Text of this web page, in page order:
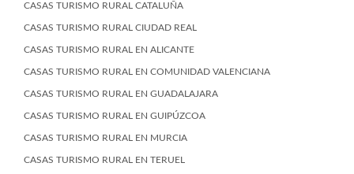
CASAS TURISMO RURAL CATALUÑA
CASAS TURISMO RURAL CIUDAD REAL
CASAS TURISMO RURAL EN ALICANTE
CASAS TURISMO RURAL EN COMUNIDAD VALENCIANA
CASAS TURISMO RURAL EN GUADALAJARA
CASAS TURISMO RURAL EN GUIPÚZCOA
CASAS TURISMO RURAL EN MURCIA
CASAS TURISMO RURAL EN TERUEL